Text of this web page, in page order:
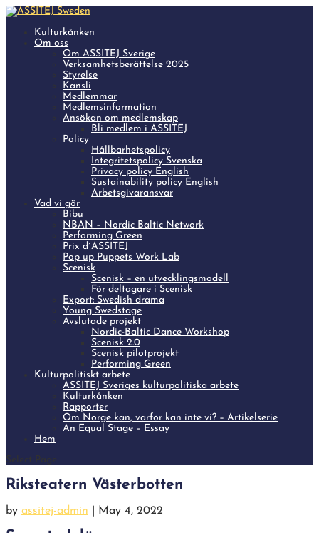
Kulturkånken
Om oss
Om ASSITEJ Sverige
Verksamhetsberättelse 2025
Styrelse
Kansli
Medlemmar
Medlemsinformation
Ansökan om medlemskap
Bli medlem i ASSITEJ
Policy
Hållbarhetspolicy
Integritetspolicy Svenska
Privacy policy English
Sustainability policy English
Arbetsgivaransvar
Vad vi gör
Bibu
NBAN – Nordic Baltic Network
Performing Green
Prix d´ASSITEJ
Pop up Puppets Work Lab
Scenisk
Scenisk – en utvecklingsmodell
För deltagare i Scenisk
Export: Swedish drama
Young Swedstage
Avslutade projekt
Nordic-Baltic Dance Workshop
Scenisk 2.0
Scenisk pilotprojekt
Performing Green
Kulturpolitiskt arbete
ASSITEJ Sveriges kulturpolitiska arbete
Kulturkånken
Rapporter
Om Norge kan, varför kan inte vi? – Artikelserie
An Equal Stage – Essay
Hem
Select Page
Riksteatern Västerbotten
by assitej-admin May 4, 2022